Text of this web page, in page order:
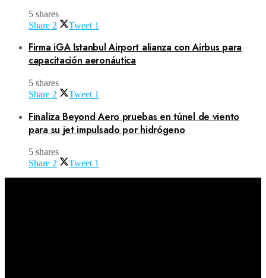
5 shares
Share 2 Tweet 1
Firma iGA Istanbul Airport alianza con Airbus para
capacitación aeronáutica
5 shares
Share 2 Tweet 1
Finaliza Beyond Aero pruebas en túnel de viento
para su jet impulsado por hidrógeno
5 shares
Share 2 Tweet 1